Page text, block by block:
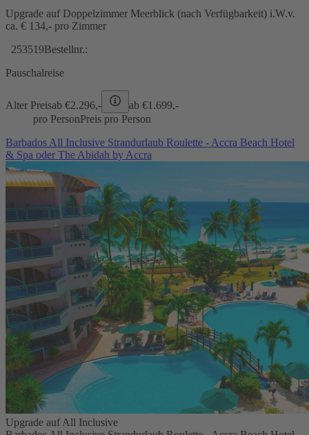
Upgrade auf Doppelzimmer Meerblick (nach Verfügbarkeit) i.W.v.
ca. € 134,- pro Zimmer
253519Bestellnr.:
Pauschalreise
Alter Preisab €2.296,- ab €1.699,-
pro PersonPreis pro Person
Barbados All Inclusive Strandurlaub Roulette - Accra Beach Hotel
& Spa oder The Abidah by Accra
Upgrade auf All Inclusive